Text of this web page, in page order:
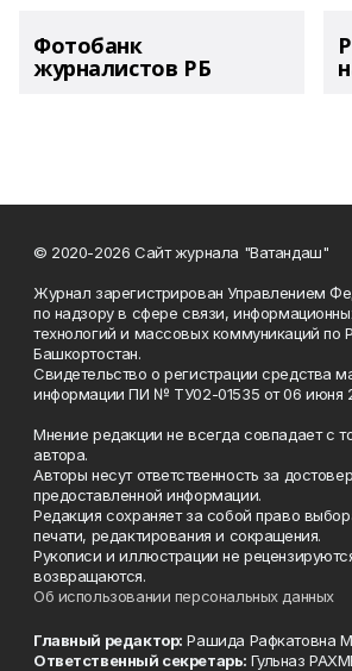
Фотобанк
журналистов РБ
© 2020-2026 Сайт журнала "Ватандаш"
Журнал зарегистрирован Управлением
по надзору в сфере связи,
технологий и массовых коммуникаций по
Башкортостан.
Свидетельство о регистрации средства
информации ПИ № ТУ02-01535 от 06 июня
Мнение редакции не всегда совпадает с
автора.
Авторы несут ответственность за
предоставленной информации.
Редакция сохраняет за собой право
печати, редактирования и сокращения.
Рукописи и иллюстрации не
возвращаются.
Об использовании персональных данных
Главный редактор: Рашида Рафкатовна
Ответственный секретарь: Гульназ